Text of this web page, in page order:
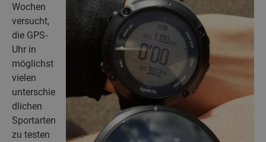
Wochen
versucht,
die GPS-
Uhr in
möglichst
vielen
unterschie
dlichen
Sportarten
zu testen